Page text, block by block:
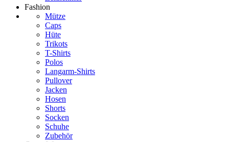
Fashion
Mütze
Caps
Hüte
Trikots
T-Shirts
Polos
Langarm-Shirts
Pullover
Jacken
Hosen
Shorts
Socken
Schuhe
Zubehör